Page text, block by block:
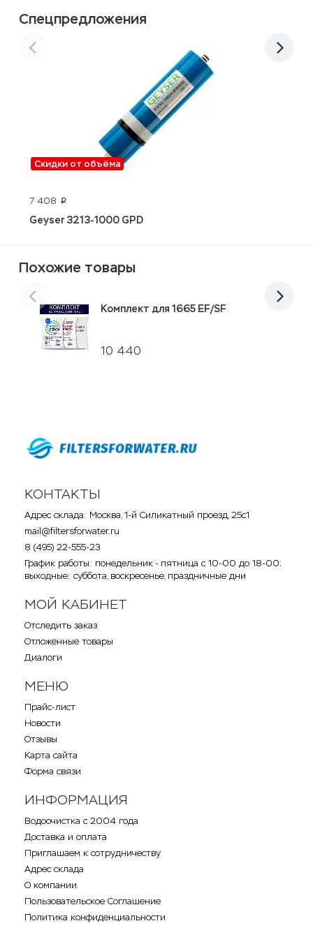
Спецпредложения
Скидки от объёма
7 408 p
Geyser 3213-1000 GPD
Похожие товары
10 440
Комплект для 1665 EF/SF
КОНТАКТЫ
Адрес склада: Москва, 1-й Силикатный проезд, 25с1
mail@filtersforwater.ru
8 (495) 22-555-23
График работы: понедельник - пятница с 10-00 до 18-00;
выходные: суббота, воскресенье, праздничные дни
МОЙ КАБИНЕТ
Отследить заказ
Отложенные товары
Диалоги
МЕНЮ
Прайс-лист
Новости
Отзывы
Карта сайта
Форма связи
ИНФОРМАЦИЯ
Водоочистка с 2004 года
Доставка и оплата
Приглашаем к сотрудничеству
Адрес склада
О компании
Пользовательское Соглашение
Политика конфиденциальности